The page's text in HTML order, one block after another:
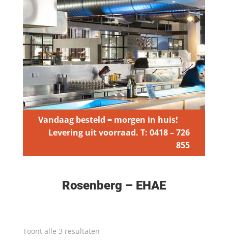
Vandaag besteld = morgen in huis!
Levering uit voorraad. T: 0418 – 726
855
Rosenberg – EHAE
Toont alle 3 resultaten